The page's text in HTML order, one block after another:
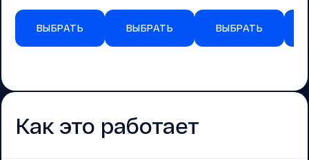
ВЫБРАТЬ ВЫБРАТЬ ВЫБРАТЬ
Как это работает